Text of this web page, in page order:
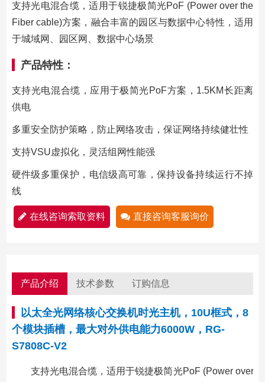
支持光电混合缆，适用于锐捷极简光PoF (Power over the
Fiber cable)方案，融合丰富的园区与数据中心特性，适用
于城域网、园区网、数据中心场景
产品特性：
支持光电混合缆，应用于极简光PoF方案，1.5KM长距离
供电
多重安全防护策略，防止网络攻击，保证网络持续健壮性
支持VSU虚拟化，灵活组网性能强
硬件级多重保护，电信级高可靠，保持设备持续运行不掉
线
在线咨询索取资料 直接咨询客服询价
产品介绍 技术参数 订购信息
以太全光网络核心交换机时光主机，10U框式，8
个模块插槽，最大对外供电能力6000W，RG-
S7808C-V2
支持光电混合缆，适用于锐捷极简光PoF (Power over